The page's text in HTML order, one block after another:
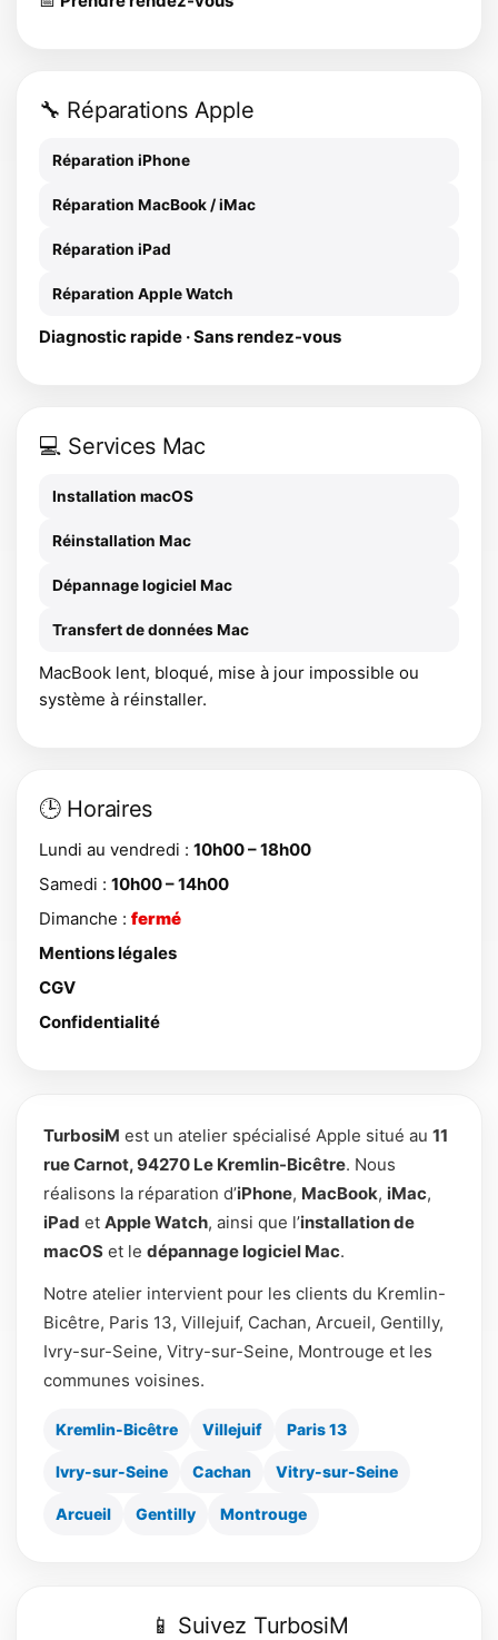
🔧 Réparations Apple
Réparation iPhone
Réparation MacBook / iMac
Réparation iPad
Réparation Apple Watch
Diagnostic rapide · Sans rendez-vous
💻 Services Mac
Installation macOS
Réinstallation Mac
Dépannage logiciel Mac
Transfert de données Mac
MacBook lent, bloqué, mise à jour impossible ou
système à réinstaller.
🕒 Horaires
Lundi au vendredi : 10h00 – 18h00
Samedi : 10h00 – 14h00
Dimanche : fermé
Mentions légales
CGV
Confidentialité
TurbosiM est un atelier spécialisé Apple situé au 11
rue Carnot, 94270 Le Kremlin-Bicêtre. Nous
réalisons la réparation d’iPhone, MacBook, iMac,
iPad et Apple Watch, ainsi que l’installation de
macOS et le dépannage logiciel Mac.
Notre atelier intervient pour les clients du Kremlin-
Bicêtre, Paris 13, Villejuif, Cachan, Arcueil, Gentilly,
Ivry-sur-Seine, Vitry-sur-Seine, Montrouge et les
communes voisines.
Kremlin-Bicêtre Villejuif Paris 13
Ivry-sur-Seine Cachan Vitry-sur-Seine
Arcueil Gentilly Montrouge
📱 Suivez TurbosiM